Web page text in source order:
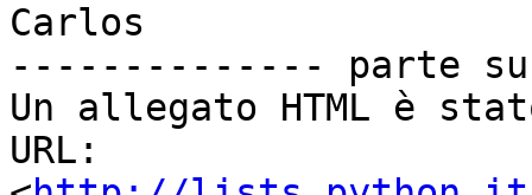
Carlos
-------------- parte
Un allegato HTML è
URL: